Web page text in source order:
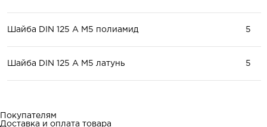
Шайба DIN 125 A М5 полиамид 5
Шайба DIN 125 A М5 латунь 5
Покупателям
Доставка и оплата товара